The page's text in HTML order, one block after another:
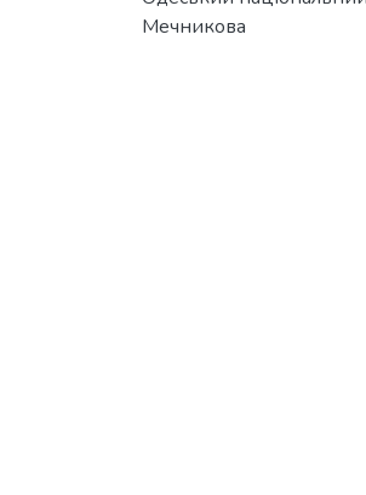
Мечникова